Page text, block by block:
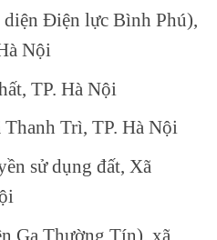
Điện lực Bình Phú),
Nội
TP. Hà Nội
Trì, TP. Hà Nội
sử dụng đất, Xã
Ga Thường Tín), xã